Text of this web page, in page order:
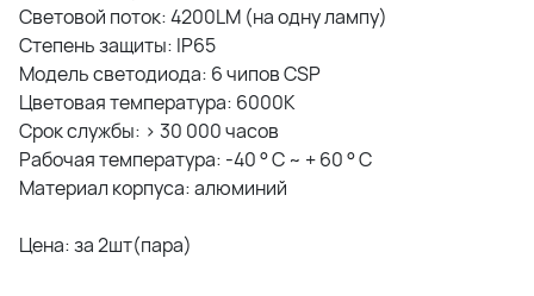
Световой поток: 4200LM (на одну лампу)
Степень защиты: IP65
Модель светодиода: 6 чипов CSP
Цветовая температура: 6000K
Срок службы: > 30 000 часов
Рабочая температура: -40 ° C ~ + 60 ° С
Материал корпуса: алюминий
Цена: за 2шт(пара)